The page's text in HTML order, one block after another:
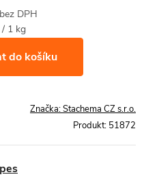
DPH
/ 1 kg
do košíku
Značka:Stachema CZ s.r.o.
Produkt: 51872